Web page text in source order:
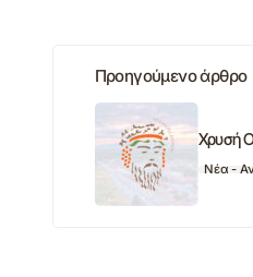
Προηγούμενο άρθρο
Χρυσή
Νέα -